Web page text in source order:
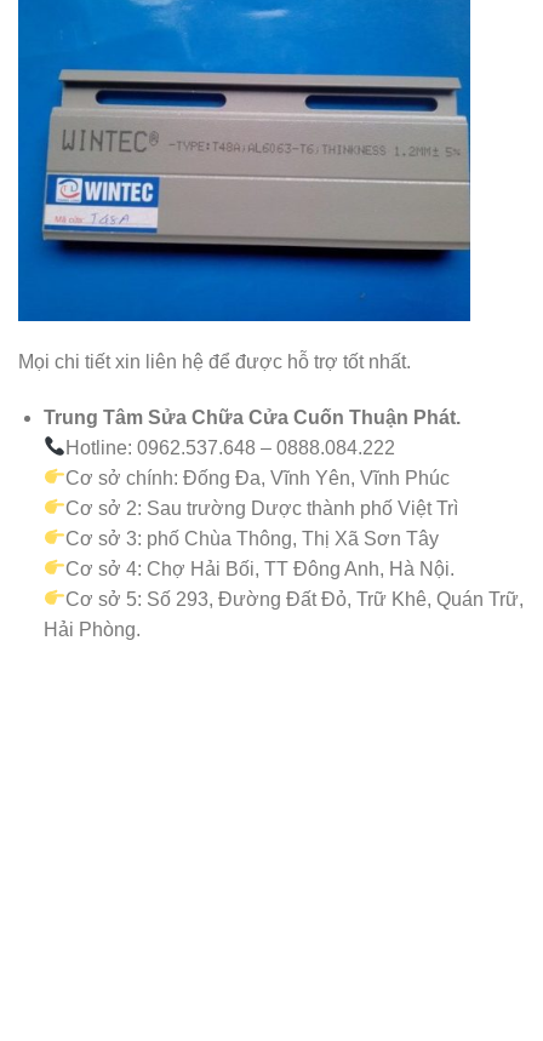
Mọi chi tiết xin liên hệ để được hỗ trợ tốt nhất.
Trung Tâm Sửa Chữa Cửa Cuốn Thuận Phát.
Hotline: 0962.537.648 – 0888.084.222
Cơ sở chính: Đống Đa, Vĩnh Yên, Vĩnh Phúc
Cơ sở 2: Sau trường Dược thành phố Việt Trì
Cơ sở 3: phố Chùa Thông, Thị Xã Sơn Tây
Cơ sở 4: Chợ Hải Bối, TT Đông Anh, Hà Nội.
Cơ sở 5: Số 293, Đường Đất Đỏ, Trữ Khê, Quán Trữ,
Hải Phòng.